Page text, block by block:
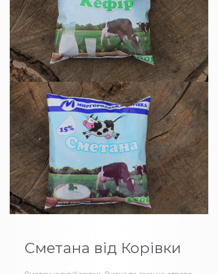
Сметана від Корівки